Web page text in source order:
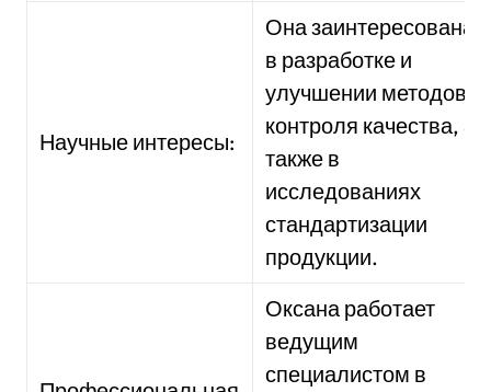
Научные интересы:
Она заинтересована
в разработке и
улучшении методов
контроля качества, а
также в
исследованиях
стандартизации
продукции.
Оксана работает
ведущим
специалистом в